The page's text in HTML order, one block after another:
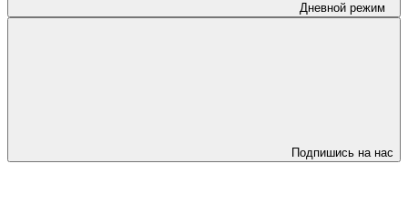
Дневной режим
Подпишись на нас